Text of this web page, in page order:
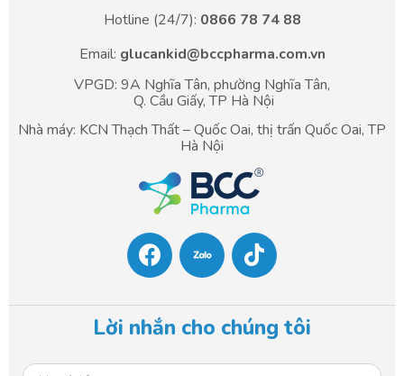
Hotline (24/7): 0866 78 74 88
Email: glucankid@bccpharma.com.vn
VPGD: 9A Nghĩa Tân, phường Nghĩa Tân,
Q. Cầu Giấy, TP Hà Nội
Nhà máy: KCN Thạch Thất – Quốc Oai, thị trấn Quốc Oai, TP
Hà Nội
F
a
c
b
o
o
i
k
o
k
Lời nhắn cho chúng tôi